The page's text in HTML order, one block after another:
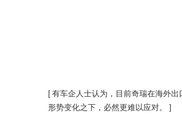
[ 有车企人士认为，目前奇瑞在海外
形势变化之下，必然更难以应对。 ]